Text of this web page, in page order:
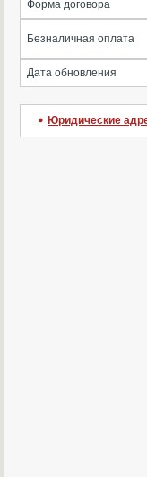
Форма договора
Безналичная оплата
Дата обновления
Юридические